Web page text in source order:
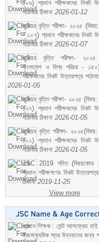
১০৯) প্রধান পরীক্ষকদের নিকট
পাঠাবার ঠিকানা 2026-01-12
জুনিয়র বৃত্তি পরীক্ষা- ২০২৫
- ১০৭) প্রধান পরীক্ষকদের নিকট
পাঠাবার ঠিকানা 2026-01-07
জুনিয়র বৃত্তি পরীক্ষা- ২০২৫
বাংলাদেশ ও বিশ্ব পরিচয় -
পরীক্ষকদের নিকট উত্তরপত্র
2026-01-05
জুনিয়র বৃত্তি পরীক্ষা- ২০২৫ (বিষয়:
১২৭) প্রধান পরীক্ষকদের নিকট
পাঠাবার ঠিকানা 2026-01-05
জুনিয়র বৃত্তি পরীক্ষা-
১০১) প্রধান পরীক্ষকদের নিকট
পাঠাবার ঠিকানা 2026-01-05
JSC 2019 গনিত
প্রধান পরীক্ষগণের নিকট উত্তরপত্র
ঠিকানা2019-11-25
View more
প্রধান শিক্ষক : সেন্ট আলফ্রেড
উচ্চমাধ্যমিক স্তর উন্নয়নের জন্য